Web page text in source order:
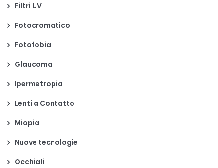
Filtri UV
Fotocromatico
Fotofobia
Glaucoma
Ipermetropia
Lenti a Contatto
Miopia
Nuove tecnologie
Occhiali